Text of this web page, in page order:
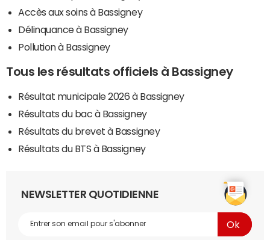
Accès aux soins à Bassigney
Délinquance à Bassigney
Pollution à Bassigney
Tous les résultats officiels à Bassigney
Résultat municipale 2026 à Bassigney
Résultats du bac à Bassigney
Résultats du brevet à Bassigney
Résultats du BTS à Bassigney
NEWSLETTER QUOTIDIENNE